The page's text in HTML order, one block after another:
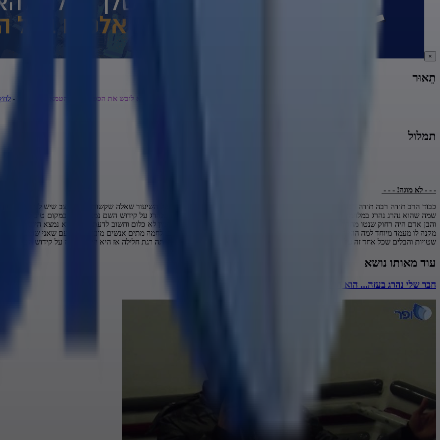
×
תֵאוּר
הרב אמנון יצחק שליט"א לובש את הכפפות מול הטמא מרדכי גור ' -
תמלול
- - - לא מוגה! - - -
כבוד הרב תודה רבה תודה רבה על השיעור זכות גדולה להיות פה יש לי שאלה שלא קשורה על השיעור שאלה שקשורה על המצב שיש לנו במדינה
שמה שהוא נהרג נהרג במלחמה כן הוא היה חבר קרוב אליי אני כל הזמן שומע מרבנים שמי שנהרג על קידוש השם נמצא היום במקום טוב למעלה
והבן אדם היה רחוק שנטו מהדת אם אם זה מבורא עולם אם זה בתפילין לעשות ההפך לא המין לא כלום וחשוב לדעת איפה הוא נמצא היום להגיד
מקנה לו מעמד מיוחד למה הוא הלך למלחמה מילואים מילואים אז הוא קיים את החובה שלו במלחמה מתים אנשים מובן אז כל פעם שאני שומע מת
שטויות והבלים שכל אחד זה על קידוש השם אם מרב מיכאל היא הייתה הולכת לצבא והיא הייתה רגת חלילה אז היא הייתה מתה על קידוש השם
עוד מאותו נושא
חבר שלי נהרג בעזה... הוא הרוג מלכות?